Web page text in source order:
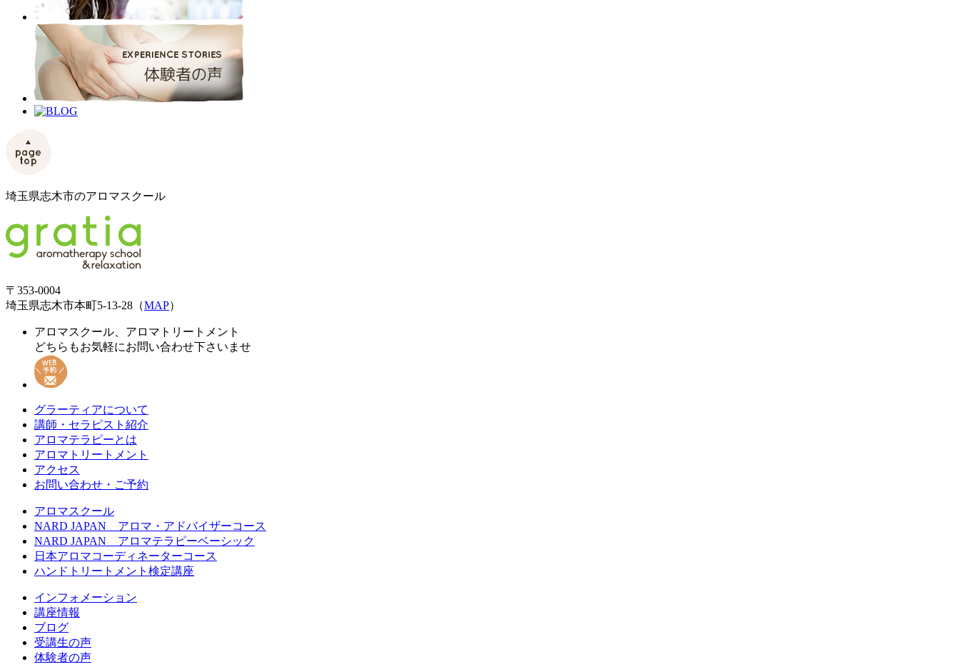
埼玉県志木市のアロマスクール
〒353-0004
埼玉県志木市本町5-13-28（MAP）
アロマスクール、アロマトリートメント
どちらもお気軽にお問い合わせ下さいませ
グラーティアについて
講師・セラピスト紹介
アロマテラピーとは
アロマトリートメント
アクセス
お問い合わせ・ご予約
アロマスクール
NARD JAPAN アロマ・アドバイザーコース
NARD JAPAN アロマテラピーベーシック
日本アロマコーディネーターコース
ハンドトリートメント検定講座
インフォメーション
講座情報
ブログ
受講生の声
体験者の声